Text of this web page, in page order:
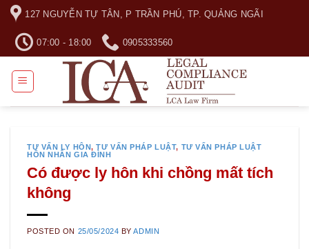
Skip
content
127 NGUYỄN TỰ TÂN, P TRẦN PHÚ, TP. QUẢNG NGÃI
07:00 - 18:00 0905333560
TƯ VẤN LY HÔN,TƯ VẤN PHÁP LUẬT, TƯ VẤN PHÁP LUẬT
HÔN NHÂN GIA ĐÌNH
Có được ly hôn khi chồng mất tích
không
POSTED ON 25/05/2024 BYADMIN